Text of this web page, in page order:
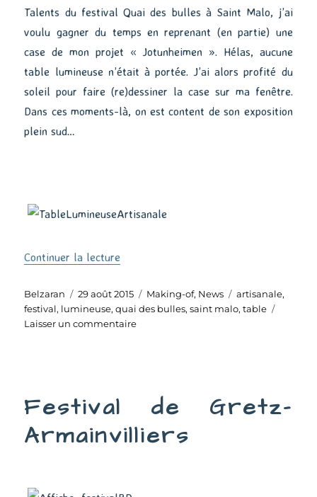
Talents du festival Quai des bulles à Saint Malo, j’ai
voulu gagner du temps en reprenant (en partie) une
case de mon projet « Jotunheimen ». Hélas, aucune
table lumineuse n’était à portée. J’ai alors profité du
soleil pour faire (re)dessiner la case sur ma fenêtre.
Dans ces moments-là, on est content de son exposition
plein sud…
Continuer la lecture
Auteur
Belzaran
Publié
le
29 août 2015 Catégories
Making-of, News Étiquettes
artisanale,
festival, lumineuse,quai des bulles,saint malo,table
Laisser un commentairesur
Festival de Gretz-
Armainvilliers